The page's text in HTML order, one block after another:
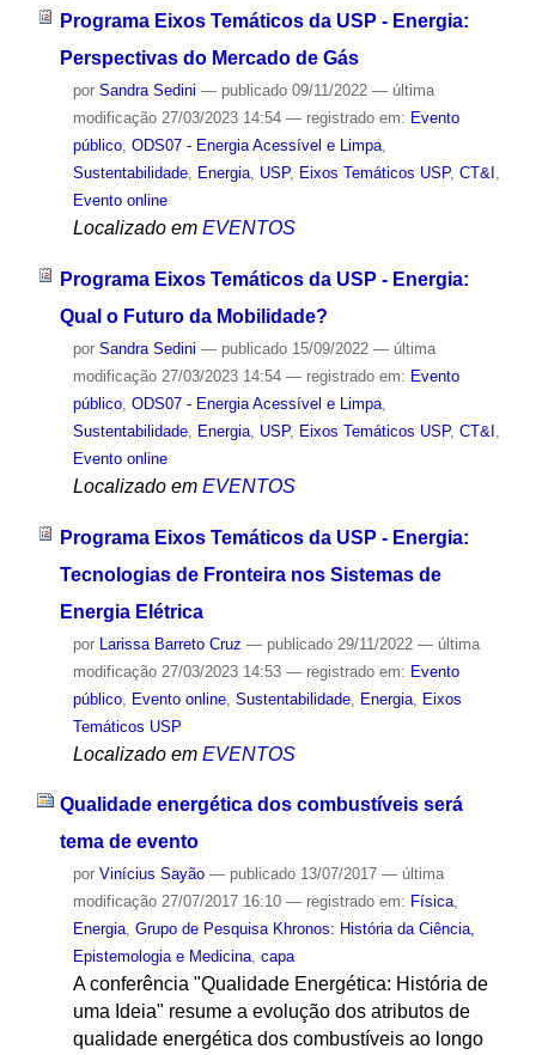
Programa Eixos Temáticos da USP - Energia:
Perspectivas do Mercado de Gás
por Sandra Sedini — publicado09/11/2022 — última
modificação27/03/2023 14:54 — registrado em: Evento
público, ODS07 - Energia Acessível e Limpa,
Sustentabilidade, Energia, USP, Eixos Temáticos USP, CT&I ,
Evento online
Localizado em EVENTOS
Programa Eixos Temáticos da USP - Energia:
Qual o Futuro da Mobilidade?
por Sandra Sedini — publicado15/09/2022 — última
modificação27/03/2023 14:54 — registrado em: Evento
público, ODS07 - Energia Acessível e Limpa,
Sustentabilidade, Energia, USP, Eixos Temáticos USP, CT&I ,
Evento online
Localizado em EVENTOS
Programa Eixos Temáticos da USP - Energia:
Tecnologias de Fronteira nos Sistemas de
Energia Elétrica
por Larissa Barreto Cruz — publicado29/11/2022 — última
modificação27/03/2023 14:53 — registrado em: Evento
público, Evento online, Sustentabilidade, Energia, Eixos
Temáticos USP
Localizado em EVENTOS
Qualidade energética dos combustíveis será
tema de evento
por Vinícius Sayão — publicado13/07/2017 — última
modificação27/07/2017 16:10 — registrado em: Física,
Energia, Grupo de Pesquisa Khronos: História da Ciência,
Epistemologia e Medicina, capa
A conferência "Qualidade Energética: História de
uma Ideia" resume a evolução dos atributos de
qualidade energética dos combustíveis ao longo